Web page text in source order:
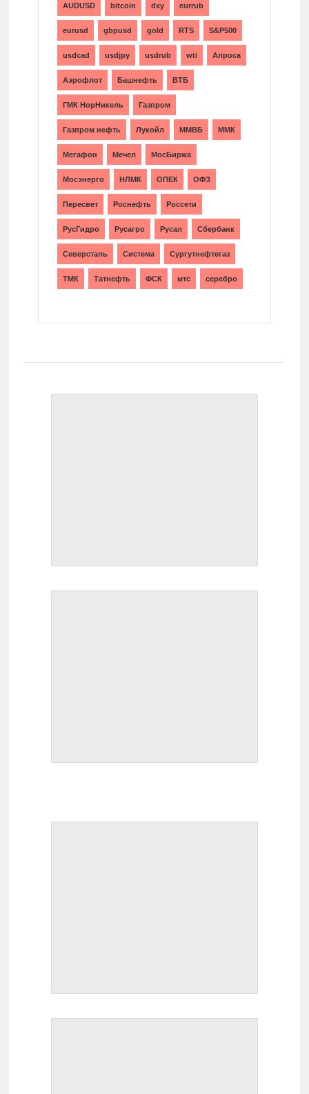
AUDUSD bitcoin dxy eurrub
eurusd gbpusd gold RTS S&P500
usdcad usdjpy usdrub wti Алроса
Аэрофлот Башнефть ВТБ
ГМК НорНикель Газпром
Газпром нефть Лукойл ММВБ ММК
Мегафон Мечел МосБиржа
Мосэнерго НЛМК ОПЕК ОФЗ
Пересвет Роснефть Россети
РусГидро Русагро Русал Сбербанк
Северсталь Система Сургутнефтегаз
ТМК Татнефть ФСК мтс серебро